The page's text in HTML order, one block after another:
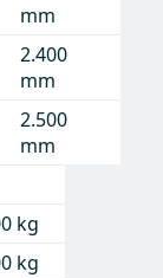
mm
2.400
mm
2.500
mm
kg
kg